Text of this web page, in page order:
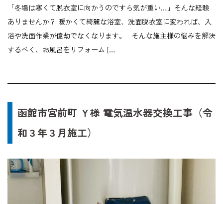
「冬場は寒くて脱衣室に向かうのですら気が重い…」そんな経験
ありませんか？ 暖かくて綺麗な浴室、洗面脱衣室に変われば、入
浴や洗面作業が億劫でなくなります。 そんな施主様の悩みを解決
するべく、お風呂をリフォーム […
函館市宮前町 Ｙ様 電気温水器交換工事（令
和３年３月施工）